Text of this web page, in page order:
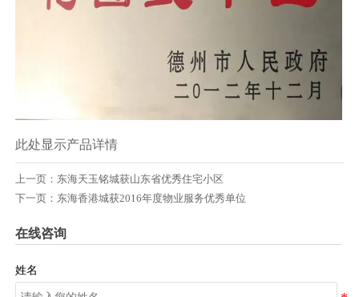
此处显示产品详情
上一页： 东海天玉铭城获山东省优秀住宅小区
下一页： 东海香港城获2016年度物业服务优秀单位
在线咨询
姓名